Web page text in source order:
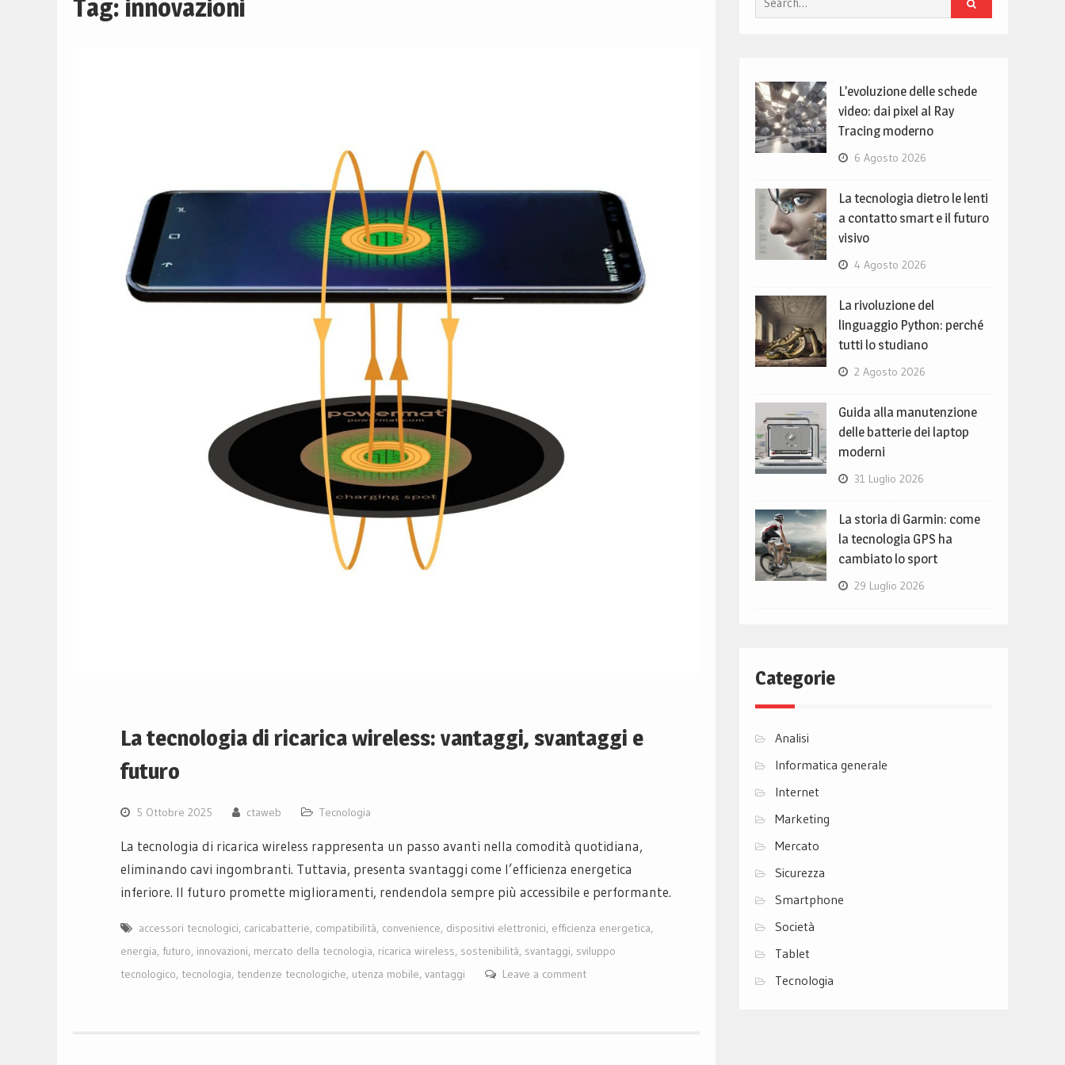
Tag: innovazioni
La tecnologia di ricarica wireless: vantaggi, svantaggi e
futuro
5 Ottobre 2025 ctaweb Tecnologia
La tecnologia di ricarica wireless rappresenta un passo avanti nella comodità quotidiana,
eliminando cavi ingombranti. Tuttavia, presenta svantaggi come l’efficienza energetica
inferiore. Il futuro promette miglioramenti, rendendola sempre più accessibile e performante.
accessori tecnologici, caricabatterie, compatibilità, convenience, dispositivi elettronici, efficienza energetica,
energia, futuro, innovazioni, mercato della tecnologia, ricarica wireless, sostenibilità, svantaggi, sviluppo
tecnologico, tecnologia, tendenze tecnologiche, utenza mobile, vantaggi Leave a comment
for:
L’evoluzione delle schede
video: dai pixel al Ray
Tracing moderno
6 Agosto 2026
La tecnologia dietro le lenti
a contatto smart e il futuro
visivo
4 Agosto 2026
La rivoluzione del
linguaggio Python: perché
tutti lo studiano
2 Agosto 2026
Guida alla manutenzione
delle batterie dei laptop
moderni
31 Luglio 2026
La storia di Garmin: come
la tecnologia GPS ha
cambiato lo sport
29 Luglio 2026
Categorie
Analisi
Informatica generale
Internet
Marketing
Mercato
Sicurezza
Smartphone
Società
Tablet
Tecnologia